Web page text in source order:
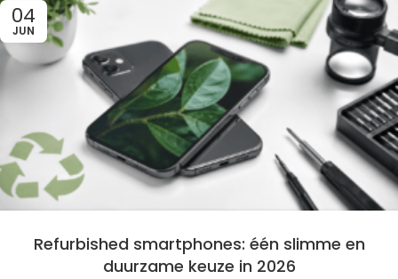
04
JUN
Refurbished smartphones: één slimme en
duurzame keuze in 2026